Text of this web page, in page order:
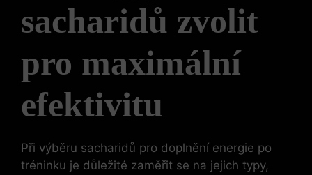
sacharidů zvolit
pro maximální
efektivitu
Při výběru sacharidů pro doplnění energie po
tréninku je důležité zaměřit se na jejich typy,